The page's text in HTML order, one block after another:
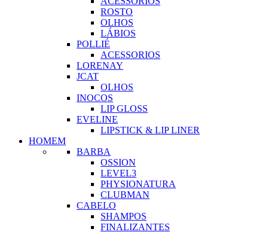
ROSTO
OLHOS
LÁBIOS
POLLIÉ
ACESSORIOS
LORENAY
JCAT
OLHOS
INOCOS
LIP GLOSS
EVELINE
LIPSTICK & LIP LINER
HOMEM
BARBA
OSSION
LEVEL3
PHYSIONATURA
CLUBMAN
CABELO
SHAMPOS
FINALIZANTES